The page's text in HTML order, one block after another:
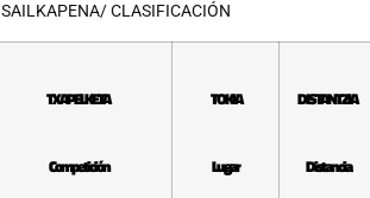
SAILKAPENA/ CLASIFICACIÓN
TXAPELKETA
Competición
TOKIA
Lugar
DISTANTZIA
Distancia